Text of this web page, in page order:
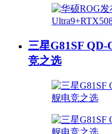
三星G81SF
竞之选